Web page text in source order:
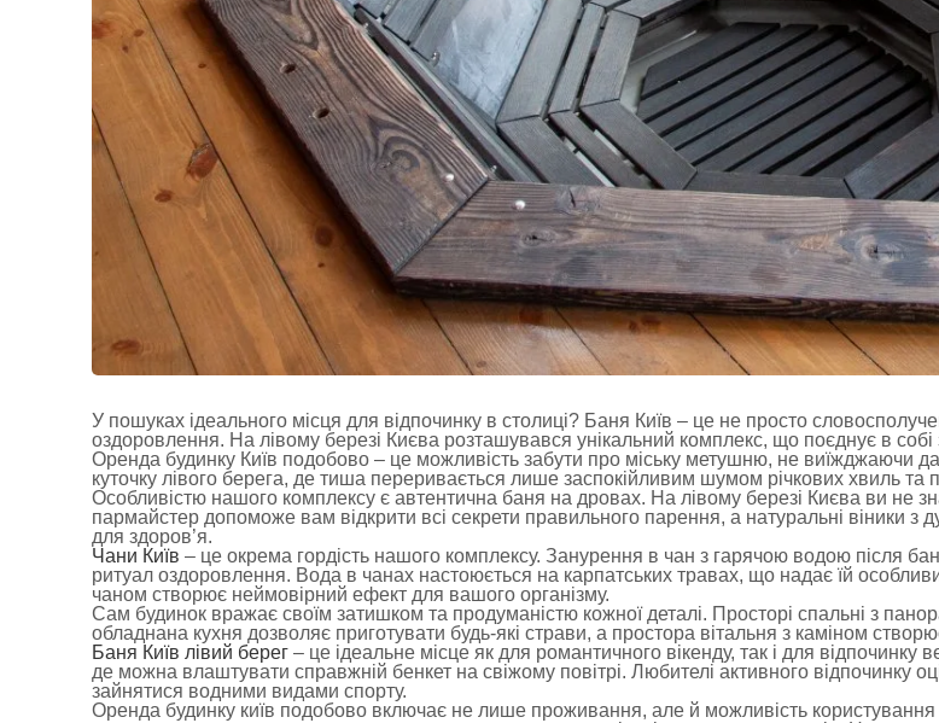
У пошуках ідеального місця для відпочинку в столиці? Баня Київ – це не просто
оздоровлення. На лівому березі Києва розташувався унікальний комплекс, що поєднує в
Оренда будинку Київ подобово – це можливість забути про міську метушню, не виїжджаючи
куточку лівого берега, де тиша переривається лише заспокійливим шумом річкових хвиль та
Особливістю нашого комплексу є автентична баня на дровах. На лівому березі Києва ви не
пармайстер допоможе вам відкрити всі секрети правильного парення, а натуральні віники з
для здоров’я.
Чани Київ – це окрема гордість нашого комплексу. Занурення в чан з гарячою водою після
ритуал оздоровлення. Вода в чанах настоюється на карпатських травах, що надає їй
чаном створює неймовірний ефект для вашого організму.
Сам будинок вражає своїм затишком та продуманістю кожної деталі. Просторі спальні з
обладнана кухня дозволяє приготувати будь-які страви, а простора вітальня з каміном
Баня Київ лівий берег – це ідеальне місце як для романтичного вікенду, так і для
де можна влаштувати справжній бенкет на свіжому повітрі. Любителі активного відпочинку
зайнятися водними видами спорту.
Оренда будинку київ подобово включає не лише проживання, але й можливість